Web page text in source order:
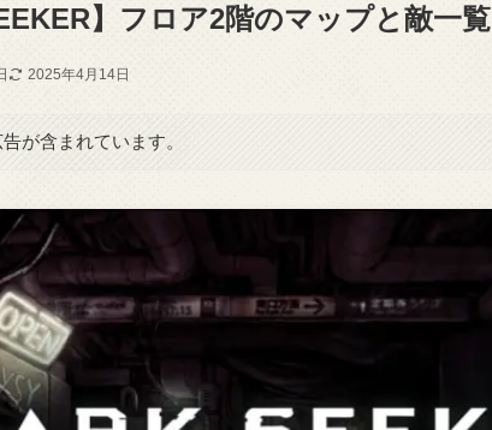
】フロア2階のマップと敵一覧
2025年4月14日
が含まれています。